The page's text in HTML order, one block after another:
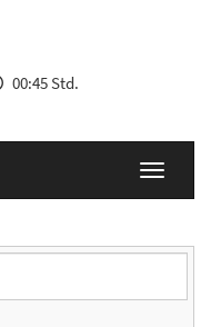
00:45 Std.